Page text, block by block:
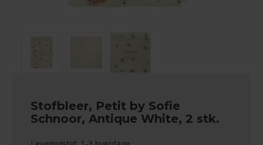
Stofbleer, Petit by Sofie
Schnoor, Antique White, 2 stk.